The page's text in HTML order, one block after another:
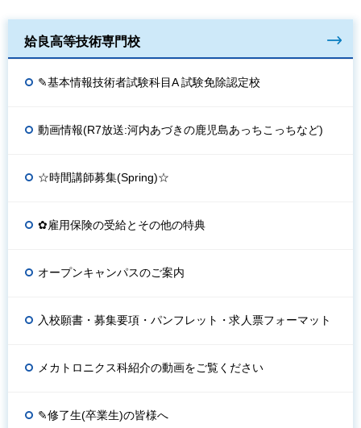
姶良高等技術専門校
✎基本情報技術者試験科目A 試験免除認定校
動画情報(R7放送:河内あづきの鹿児島あっちこっちなど)
☆時間講師募集(Spring)☆
✿雇用保険の受給とその他の特典
オープンキャンパスのご案内
入校願書・募集要項・パンフレット・求人票フォーマット
メカトロニクス科紹介の動画をご覧ください
✎修了生(卒業生)の皆様へ